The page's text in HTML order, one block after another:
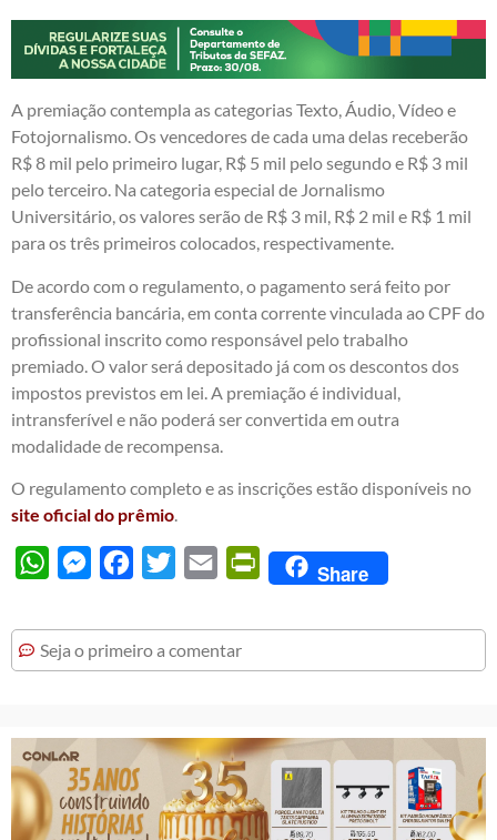
A premiação contempla as categorias Texto, Áudio, Vídeo e
Fotojornalismo. Os vencedores de cada uma delas receberão
R$ 8 mil pelo primeiro lugar, R$ 5 mil pelo segundo e R$ 3 mil
pelo terceiro. Na categoria especial de Jornalismo
Universitário, os valores serão de R$ 3 mil, R$ 2 mil e R$ 1 mil
para os três primeiros colocados, respectivamente.
De acordo com o regulamento, o pagamento será feito por
transferência bancária, em conta corrente vinculada ao CPF do
profissional inscrito como responsável pelo trabalho
premiado. O valor será depositado já com os descontos dos
impostos previstos em lei. A premiação é individual,
intransferível e não poderá ser convertida em outra
modalidade de recompensa.
O regulamento completo e as inscrições estão disponíveis no
site oficial do prêmio.
WhatsAppMessengerFacebook
Twitter Email PrintFriendly
Share
Seja o primeiro a comentar